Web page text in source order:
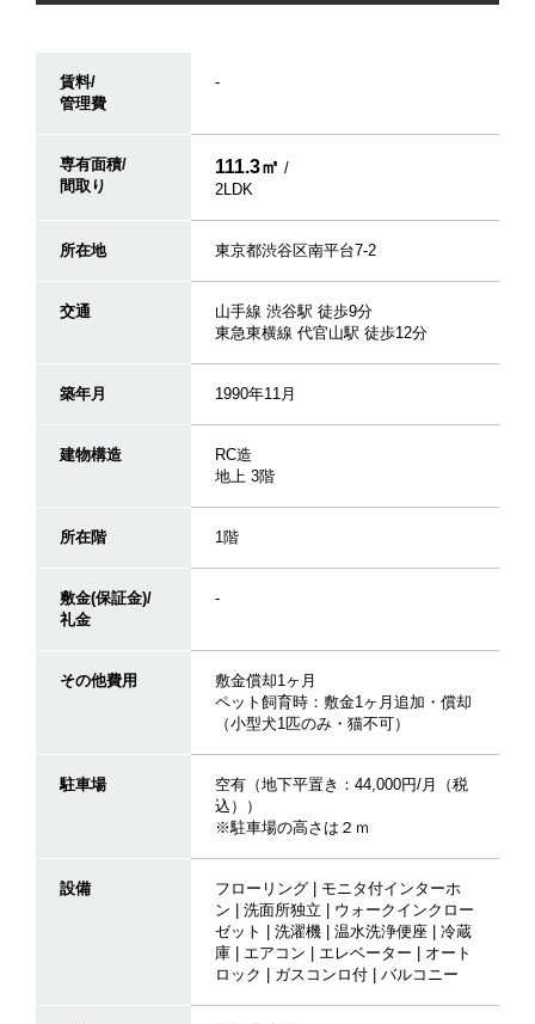
賃料/
管理費
-
専有面積/
間取り
111.3㎡ /
2LDK
所在地 東京都渋谷区南平台7-2
交通
山手線 渋谷駅 徒歩9分
東急東横線 代官山駅 徒歩12分
築年月 1990年11月
建物構造
RC造
地上 3階
所在階 1階
敷金(保証金)/
礼金
-
その他費用
敷金償却1ヶ月
ペット飼育時：敷金1ヶ月追加・償却
（小型犬1匹のみ・猫不可）
駐車場
空有（地下平置き：44,000円/月（税
込））
※駐車場の高さは２ｍ
設備
フローリング | モニタ付インターホ
ン | 洗面所独立 | ウォークインクロー
ゼット | 洗濯機 | 温水洗浄便座 | 冷蔵
庫 | エアコン | エレベーター | オート
ロック | ガスコンロ付 | バルコニー